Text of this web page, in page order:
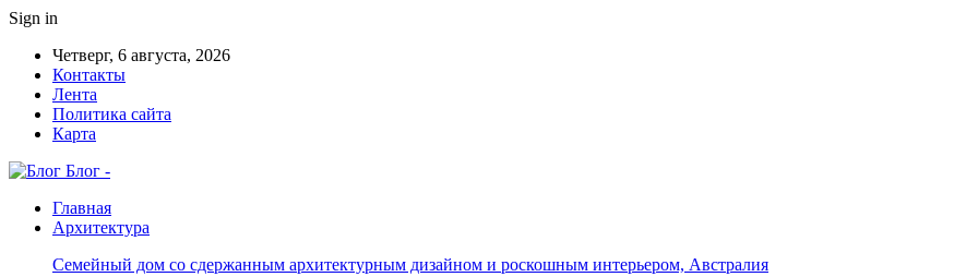
Sign in
Четверг, 6 августа, 2026
Контакты
Лента
Политика сайта
Карта
Блог -
Главная
Архитектура
Семейный дом со сдержанным архитектурным дизайном и роскошным интерьером, Австралия